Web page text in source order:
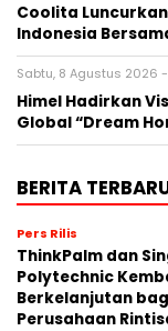
Coolita
Indonesia
Sabtu, 8 Agustus 2026 -
Himel Hadirkan
Global “Dream
BERITA
Pers Rilis
ThinkPalm dan
Polytechnic
Berkelanjutan
Perusahaan